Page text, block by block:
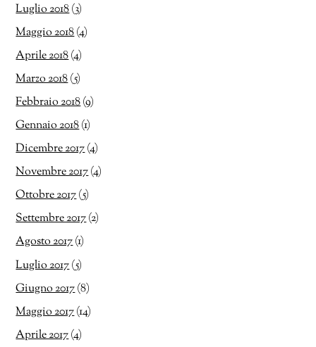
Luglio 2018(3)
Maggio 2018(4)
Aprile 2018(4)
Marzo 2018(5)
Febbraio 2018(9)
Gennaio 2018(1)
Dicembre 2017(4)
Novembre 2017(4)
Ottobre 2017(5)
Settembre 2017(2)
Agosto 2017(1)
Luglio 2017(5)
Giugno 2017(8)
Maggio 2017(14)
Aprile 2017(4)